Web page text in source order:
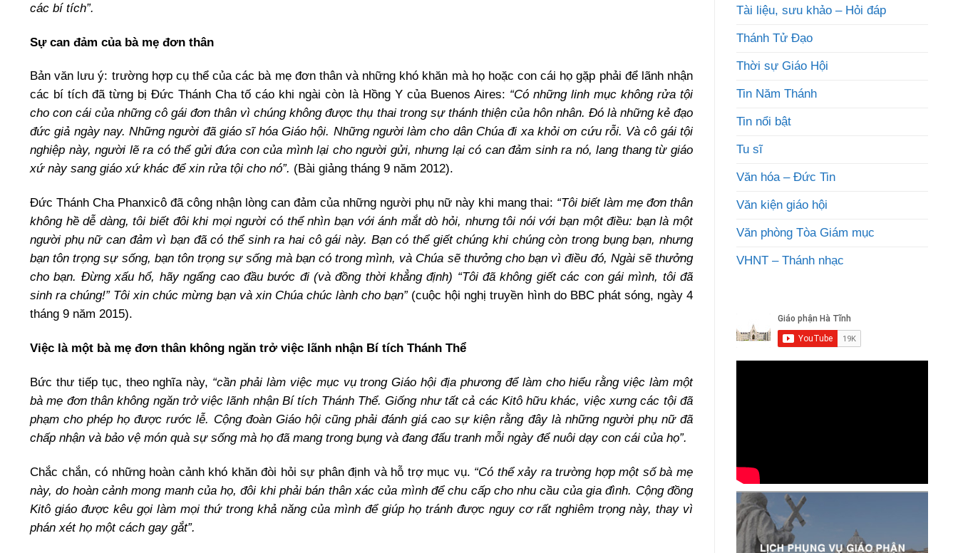
các bí tích”.
Sự can đảm của bà mẹ đơn thân
Bản văn lưu ý: trường hợp cụ thể của các bà mẹ đơn thân và những khó khăn mà họ hoặc con cái họ gặp phải để lãnh nhận
các bí tích đã từng bị Đức Thánh Cha tố cáo khi ngài còn là Hồng Y của Buenos Aires: “Có những linh mục không rửa tội
cho con cái của những cô gái đơn thân vì chúng không được thụ thai trong sự thánh thiện của hôn nhân. Đó là những kẻ đạo
đức giả ngày nay. Những người đã giáo sĩ hóa Giáo hội. Những người làm cho dân Chúa đi xa khỏi ơn cứu rỗi. Và cô gái tội
nghiệp này, người lẽ ra có thể gửi đứa con của mình lại cho người gửi, nhưng lại có can đảm sinh ra nó, lang thang từ giáo
xứ này sang giáo xứ khác để xin rửa tội cho nó”. (Bài giảng tháng 9 năm 2012).
Đức Thánh Cha Phanxicô đã công nhận lòng can đảm của những người phụ nữ này khi mang thai: “Tôi biết làm mẹ đơn thân
không hề dễ dàng, tôi biết đôi khi mọi người có thể nhìn bạn với ánh mắt dò hỏi, nhưng tôi nói với bạn một điều: bạn là một
người phụ nữ can đảm vì bạn đã có thể sinh ra hai cô gái này. Bạn có thể giết chúng khi chúng còn trong bụng bạn, nhưng
bạn tôn trọng sự sống, bạn tôn trọng sự sống mà bạn có trong mình, và Chúa sẽ thưởng cho bạn vì điều đó, Ngài sẽ thưởng
cho bạn. Đừng xấu hổ, hãy ngẩng cao đầu bước đi (và đồng thời khẳng định) “Tôi đã không giết các con gái mình, tôi đã
sinh ra chúng!” Tôi xin chúc mừng bạn và xin Chúa chúc lành cho bạn” (cuộc hội nghị truyền hình do BBC phát sóng, ngày 4
tháng 9 năm 2015).
Việc là một bà mẹ đơn thân không ngăn trở việc lãnh nhận Bí tích Thánh Thể
Bức thư tiếp tục, theo nghĩa này, “cần phải làm việc mục vụ trong Giáo hội địa phương để làm cho hiểu rằng việc làm một
bà mẹ đơn thân không ngăn trở việc lãnh nhận Bí tích Thánh Thể. Giống như tất cả các Kitô hữu khác, việc xưng các tội đã
phạm cho phép họ được rước lễ. Cộng đoàn Giáo hội cũng phải đánh giá cao sự kiện rằng đây là những người phụ nữ đã
chấp nhận và bảo vệ món quà sự sống mà họ đã mang trong bụng và đang đấu tranh mỗi ngày để nuôi dạy con cái của họ”.
Chắc chắn, có những hoàn cảnh khó khăn đòi hỏi sự phân định và hỗ trợ mục vụ. “Có thể xảy ra trường hợp một số bà mẹ
này, do hoàn cảnh mong manh của họ, đôi khi phải bán thân xác của mình để chu cấp cho nhu cầu của gia đình. Cộng đồng
Kitô giáo được kêu gọi làm mọi thứ trong khả năng của mình để giúp họ tránh được nguy cơ rất nghiêm trọng này, thay vì
phán xét họ một cách gay gắt”.
Tài liệu, sưu khảo – Hỏi đáp
Thánh Tử Đạo
Thời sự Giáo Hội
Tin Năm Thánh
Tin nổi bật
Tu sĩ
Văn hóa – Đức Tin
Văn kiện giáo hội
Văn phòng Tòa Giám mục
VHNT – Thánh nhạc